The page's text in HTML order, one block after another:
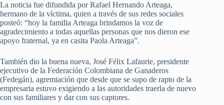
La noticia fue difundida por Rafael Hernando Arteaga,
hermano de la víctima, quien a través de sus redes sociales
posteó: “hoy la familia Arteaga brindamos la voz de
agradecimiento a todas aquellas personas que nos dieron ese
apoyo fraternal, ya en casita Paola Arteaga”.
También dio la buena nueva, José Félix Lafaurie, presidente
ejecutivo de la Federación Colombiana de Ganaderos
(Fedegán), agremiación que desde que se supo de rapto de la
empresaria estuvo exigiendo a las autoridades traerla de nuevo
con sus familiares y dar con sus captores.